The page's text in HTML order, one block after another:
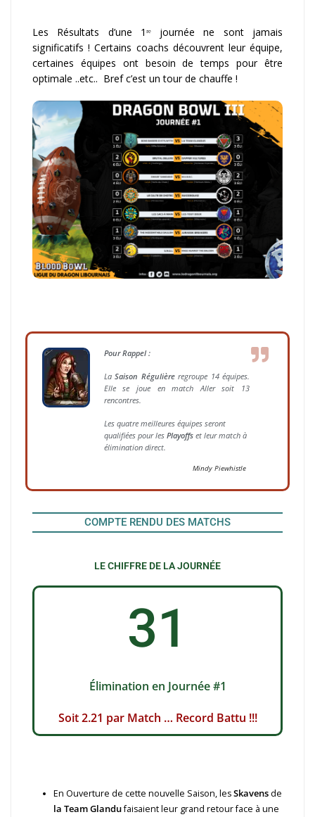
Les Résultats d’une 1ʳᵉ journée ne sont jamais
significatifs ! Certains coachs découvrent leur équipe,
certaines équipes ont besoin de temps pour être
optimale ..etc.. Bref c’est un tour de chauffe !
Pour Rappel :
LaSaison Régulièreregroupe 14 équipes.
Elle se joue en match Aller soit 13
rencontres.
Les quatre meilleures équipes seront
qualifiées pour les Playoffset leur match à
élimination direct.
Mindy Piewhistle
COMPTE RENDU DES MATCHS
LE CHIFFRE DE LA JOURNÉE
31
Élimination en Journée #1
Soit 2.21 par Match … Record Battu !!!
En Ouverture de cette nouvelle Saison, lesSkavens de
la Team Glandufaisaient leur grand retour face à une